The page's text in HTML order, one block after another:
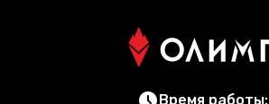
Время работы: